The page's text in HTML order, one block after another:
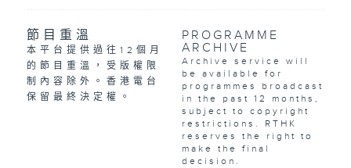
節目重溫
本平台提供過往12個月
的節目重溫，受版權限
制內容除外。香港電台
保留最終決定權。
PROGRAMME
ARCHIVE
Archive service will
be available for
programmes broadcast
in the past 12 months,
subject to copyright
restrictions. RTHK
reserves the right to
make the final
decision.